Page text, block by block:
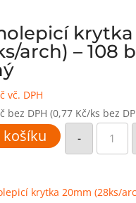
arch) – 108
vč. DPH
bez DPH (0,77 Kč/ks bez
košíku - krytka
20mm
(28ks/
beton
jasný